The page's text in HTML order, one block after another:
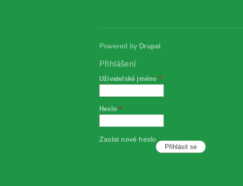
Powered by Drupal
Přihlášení
Uživatelské jméno *
Heslo*
Zaslat nové heslo